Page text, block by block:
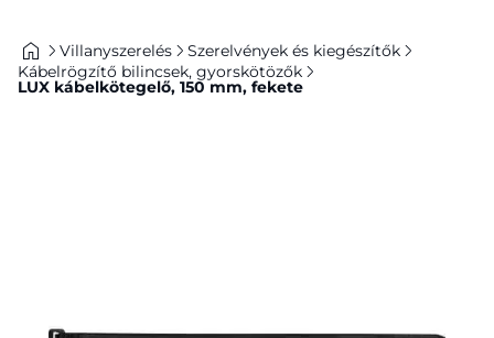
Villanyszerelés
Szerelvények és kiegészítők
Kábelrögzítő bilincsek, gyorskötözők
LUX kábelkötegelő, 150 mm, fekete